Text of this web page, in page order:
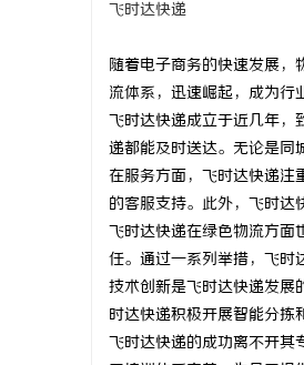
飞时达快递
随着电子商务的快速发展，
流体系，迅速崛起，成为行
飞时达快递成立于近几年，
递都能及时送达。无论是同
在服务方面，飞时达快递注
的客服支持。此外，飞时达
飞时达快递在绿色物流方面
任。通过一系列举措，飞时
技术创新是飞时达快递发展
时达快递积极开展智能分拣
飞时达快递的成功离不开其